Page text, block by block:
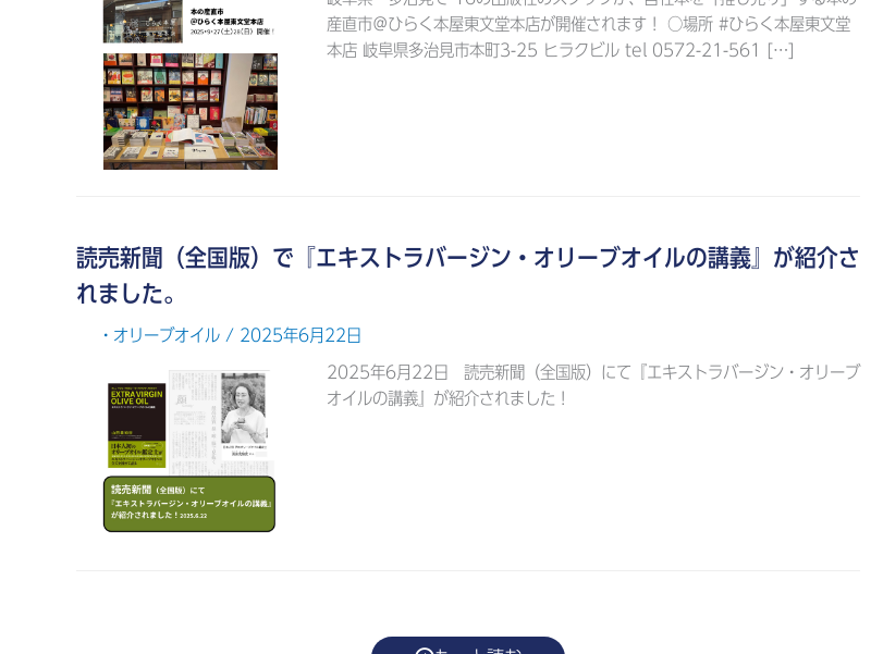
産直市＠ひらく本屋東文堂本店が開催されます！ ○場所 #ひらく本屋東文堂
本店 岐阜県多治見市本町3-25 ヒラクビル tel 0572-21-561 […]
読売新聞（全国版）で『エキストラバージン・オリーブオイルの講義』が紹介さ
れました。
・オリーブオイル / 2025年6月22日
2025年6月22日 読売新聞（全国版）にて『エキストラバージン・オリーブ
オイルの講義』が紹介されました！